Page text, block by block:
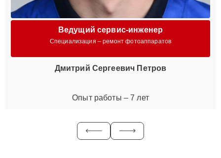
Ведущий сервис-инженер
Специализация – ремонт фотоаппаратов
Дмитрий Сергеевич Петров
Опыт работы – 7 лет